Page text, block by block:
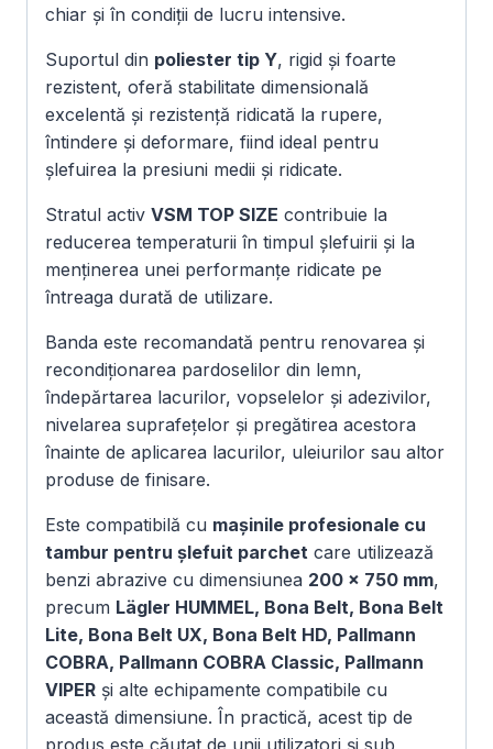
chiar și în condiții de lucru intensive.
Suportul din poliester tip Y, rigid și foarte
rezistent, oferă stabilitate dimensională
excelentă și rezistență ridicată la rupere,
întindere și deformare, fiind ideal pentru
șlefuirea la presiuni medii și ridicate.
Stratul activ VSM TOP SIZE contribuie la
reducerea temperaturii în timpul șlefuirii și la
menținerea unei performanțe ridicate pe
întreaga durată de utilizare.
Banda este recomandată pentru renovarea și
recondiționarea pardoselilor din lemn,
îndepărtarea lacurilor, vopselelor și adezivilor,
nivelarea suprafețelor și pregătirea acestora
înainte de aplicarea lacurilor, uleiurilor sau altor
produse de finisare.
Este compatibilă cu mașinile profesionale cu
tambur pentru șlefuit parchet care utilizează
benzi abrazive cu dimensiunea 200 × 750 mm,
precum Lägler HUMMEL, Bona Belt, Bona Belt
Lite, Bona Belt UX, Bona Belt HD, Pallmann
COBRA, Pallmann COBRA Classic, Pallmann
VIPER și alte echipamente compatibile cu
această dimensiune. În practică, acest tip de